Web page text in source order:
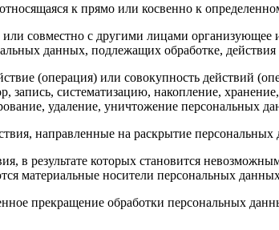
к прямо или косвенно к
или совместно с другими лицами
данных, подлежащих обработке,
(операция) или совокупность действий
систематизацию, накопление,
удаление, уничтожение персональных
направленные на раскрытие
в результате которых становится
материальные носители персональных
прекращение обработки персональных